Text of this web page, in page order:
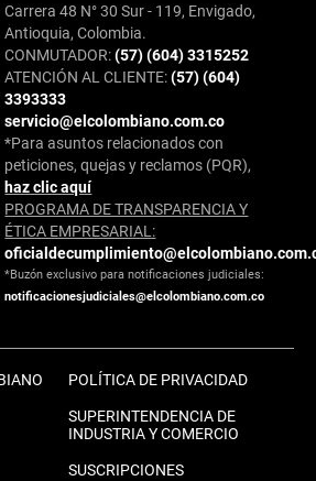
Carrera 48 N° 30 Sur - 119, Envigado,
Antioquia, Colombia.
CONMUTADOR:(57) (604) 3315252
ATENCIÓN AL CLIENTE:(57) (604)
3393333
servicio@elcolombiano.com.co
*Para asuntos relacionados con
peticiones, quejas y reclamos (PQR),
haz clic aquí
PROGRAMA DE TRANSPARENCIA Y
ÉTICA EMPRESARIAL:
*Buzón exclusivo para notificaciones judiciales:
notificacionesjudiciales@elcolombiano.com.co
POLÍTICA DE PRIVACIDAD
SUPERINTENDENCIA DE
INDUSTRIA Y COMERCIO
SUSCRIPCIONES